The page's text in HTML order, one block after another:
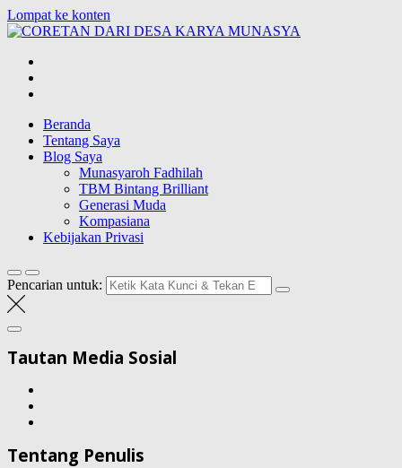
Lompat ke konten
Blog Wong Ndeso yang ingin berbagi berbagai hal di sekitarnya
Beranda
Tentang Saya
Blog Saya
Munasyaroh Fadhilah
TBM Bintang Brilliant
Generasi Muda
Kompasiana
Kebijakan Privasi
Pencarian untuk:
Tautan Media Sosial
Tentang Penulis